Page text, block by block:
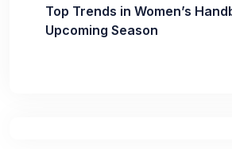
Top Trends in Women’s
Upcoming Season